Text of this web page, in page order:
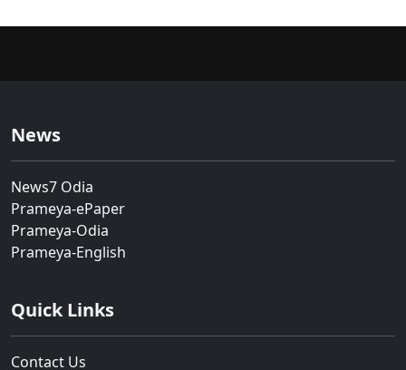
News
News7 Odia
Prameya-ePaper
Prameya-Odia
Prameya-English
Quick Links
Contact Us